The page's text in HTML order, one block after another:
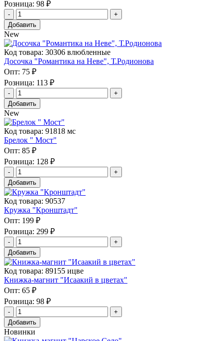
Розница: 98 ₽
Добавить
New
Код товара: 30306 влюбленные
Досочка "Романтика на Неве", Т.Родионова
Опт: 75 ₽
Розница: 113 ₽
Добавить
New
Код товара: 91818 мс
Брелок " Мост"
Опт: 85 ₽
Розница: 128 ₽
Добавить
Код товара: 90537
Кружка "Кронштадт"
Опт: 199 ₽
Розница: 299 ₽
Добавить
Код товара: 89155 ицве
Книжка-магнит "Исаакий в цветах"
Опт: 65 ₽
Розница: 98 ₽
Добавить
Новинки